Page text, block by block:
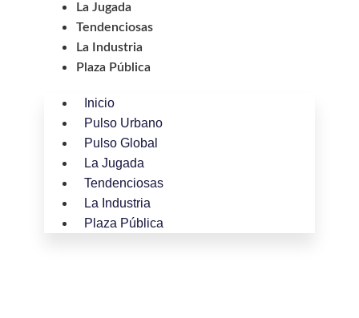
La Jugada
Tendenciosas
La Industria
Plaza Pública
Inicio
Pulso Urbano
Pulso Global
La Jugada
Tendenciosas
La Industria
Plaza Pública